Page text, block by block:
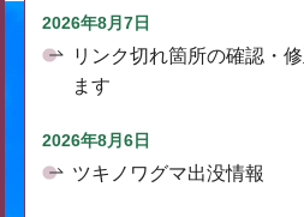
2026年8月7日
リンク切れ箇所の確認・
ます
2026年8月6日
ツキノワグマ出没情報